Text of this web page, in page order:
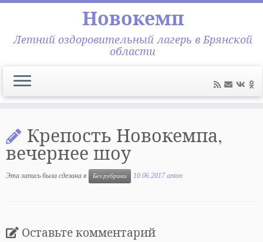
содержимому
Новокемп
Летний оздоровительный лагерь в Брянской
области
Крепость Новокемпа,
вечернее шоу
Эта запись была сделана в Без рубрики 10.06.2017 anton
Оставьте комментарий